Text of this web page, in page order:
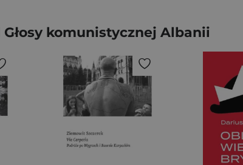
Głosy komunistycznej Albanii